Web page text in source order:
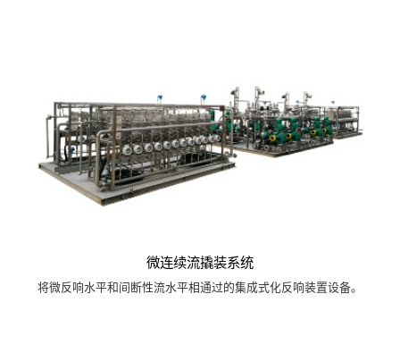
微连续流撬装系统
将微反响水平和间断性流水平相通过的集成式化反响装置设备。